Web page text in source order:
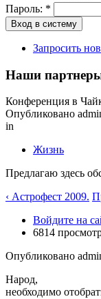
Пароль: *
Запросить
Наши
Конференция в
Опубликовано
in
Жизнь
Предлагаю здесь
‹ Астрофест 2009.
Войдите на
6814
Опубликовано
Народ,
необходимо